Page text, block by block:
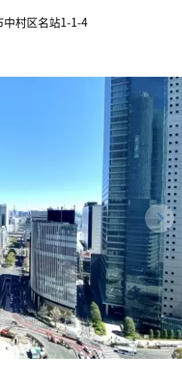
村区名站1-1-4